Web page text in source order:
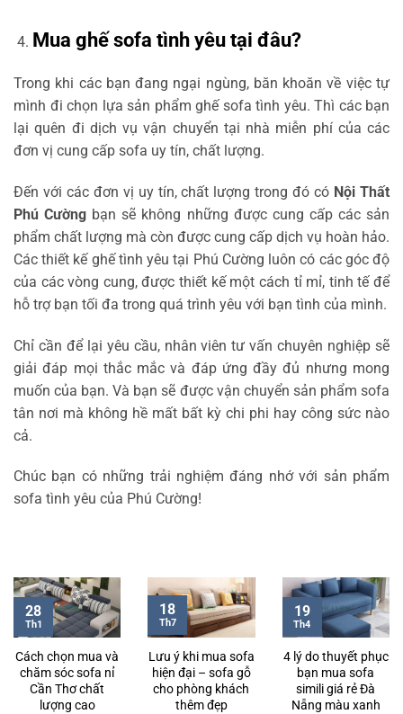
Mua ghế sofa tình yêu tại đâu?
Trong khi các bạn đang ngại ngùng, băn khoăn về việc tự
mình đi chọn lựa sản phẩm ghế sofa tình yêu. Thì các bạn
lại quên đi dịch vụ vận chuyển tại nhà miễn phí của các
đơn vị cung cấp sofa uy tín, chất lượng.
Đến với các đơn vị uy tín, chất lượng trong đó có Nội Thất
Phú Cường bạn sẽ không những được cung cấp các sản
phẩm chất lượng mà còn được cung cấp dịch vụ hoàn hảo.
Các thiết kế ghế tình yêu tại Phú Cường luôn có các góc độ
của các vòng cung, được thiết kế một cách tỉ mỉ, tinh tế để
hỗ trợ bạn tối đa trong quá trình yêu với bạn tình của mình.
Chỉ cần để lại yêu cầu, nhân viên tư vấn chuyên nghiệp sẽ
giải đáp mọi thắc mắc và đáp ứng đầy đủ nhưng mong
muốn của bạn. Và bạn sẽ được vận chuyển sản phẩm sofa
tân nơi mà không hề mất bất kỳ chi phi hay công sức nào
cả.
Chúc bạn có những trải nghiệm đáng nhớ với sản phẩm
sofa tình yêu của Phú Cường!
Cách chọn mua và
chăm sóc sofa nỉ
Cần Thơ chất
lượng cao
28
Th1
Lưu ý khi mua sofa
hiện đại – sofa gỗ
cho phòng khách
thêm đẹp
18
Th7
4 lý do thuyết phục
bạn mua sofa
simili giá rẻ Đà
Nẵng màu xanh
19
Th4